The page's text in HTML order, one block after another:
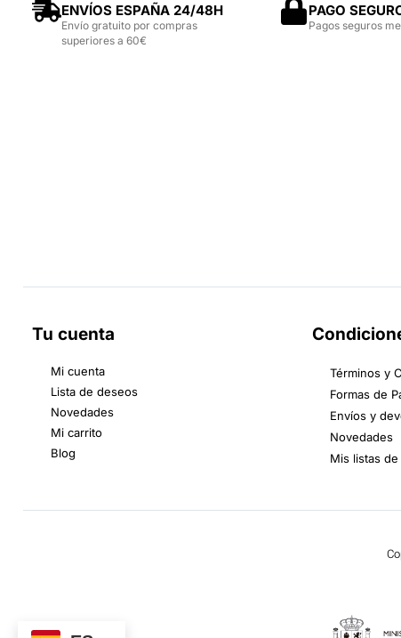
ENVÍOS ESPAÑA 24/48H
Envío gratuito por compras
superiores a 60€
PAGO
Pagos seguros
Tu cuenta
Mi cuenta
Lista de deseos
Novedades
Mi carrito
Blog
Términos y
Formas de
Envíos y
Novedades
Mis listas